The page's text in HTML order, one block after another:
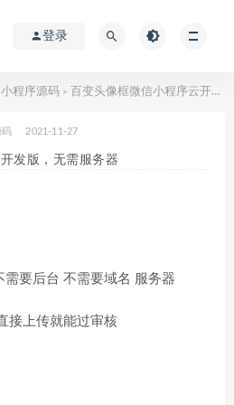
登录
小程序源码 > 百变头像框微信小程序云开发版，无需服务器
码 2021-11-27
发版，无需服务器
要后台 不需要域名 服务器
接上传就能过审核